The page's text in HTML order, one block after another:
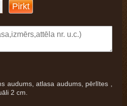
Pirkt
audums, atlasa audums, pērlītes ,
2 cm.